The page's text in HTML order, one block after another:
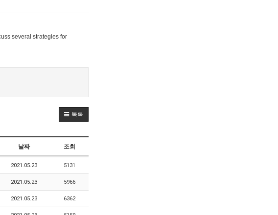
several strategies for
목록
날짜 조회
2021.05.23 5131
2021.05.23 5966
2021.05.23 6362